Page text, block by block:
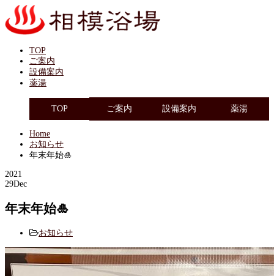
TOP
ご案内
設備案内
薬湯
TOP ご案内 設備案内 薬湯
Home
お知らせ
年末年始🎍
2021
29Dec
年末年始🎍
お知らせ